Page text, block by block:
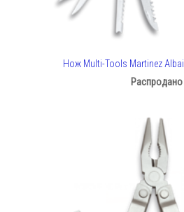
Нож Multi-Tools Martinez
Распродано